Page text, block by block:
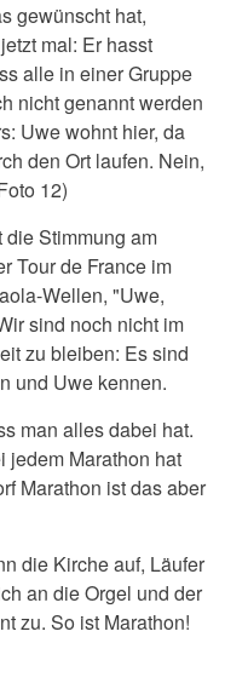
gewünscht hat,
mal: Er hasst
alle in einer Gruppe
nicht genannt werden
Uwe wohnt hier, da
den Ort laufen. Nein,
12)
Stimmung am
Tour de France im
Wellen, "Uwe,
sind noch nicht im
zu bleiben: Es sind
und Uwe kennen.
man alles dabei hat.
jedem Marathon hat
Marathon ist das aber
die Kirche auf, Läufer
an die Orgel und der
zu. So ist Marathon!